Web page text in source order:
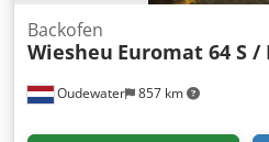
Oudewater 857 km
Backofen
Wiesheu Euromat 64 S /